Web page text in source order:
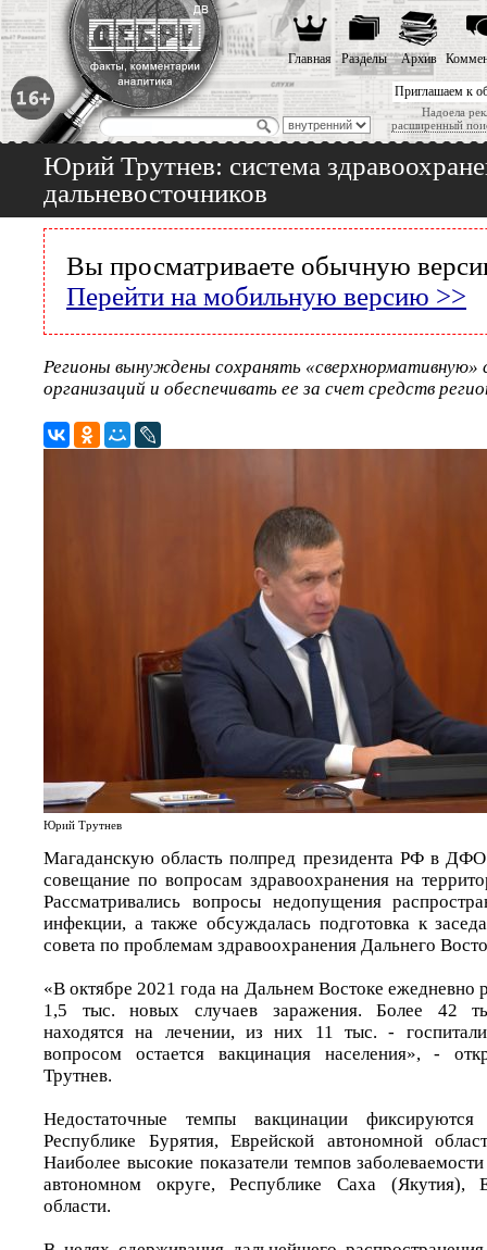
Приглашаем к
Надоела
расширенный
Главная Разделы Архив
Юрий Трутнев: система
дальневосточников
Вы просматриваете обычную
Перейти на мобильную версию >>
Регионы вынуждены сохранять «сверхнормативную»
организаций и обеспечивать ее за счет средств
Юрий Трутнев
Магаданскую область полпред президента РФ в
совещание по вопросам здравоохранения на
Рассматривались вопросы недопущения
инфекции, а также обсуждалась подготовка к
совета по проблемам здравоохранения Дальнего
«В октябре 2021 года на Дальнем Востоке ежедневно
1,5 тыс. новых случаев заражения. Более 42
находятся на лечении, из них 11 тыс. -
вопросом остается вакцинация населения», -
Трутнев.
Недостаточные темпы вакцинации
Республике Бурятия, Еврейской автономной
Наиболее высокие показатели темпов
автономном округе, Республике Саха (Якутия),
области.